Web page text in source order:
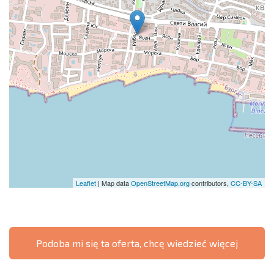
Leaflet | Map dataOpenStreetMap.orgcontributors, CC-BY-SA
Podoba mi się ta oferta, chcę wiedzieć więcej